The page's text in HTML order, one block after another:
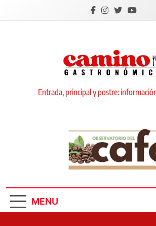
Camino
Entrada, principal y postre:
MENU